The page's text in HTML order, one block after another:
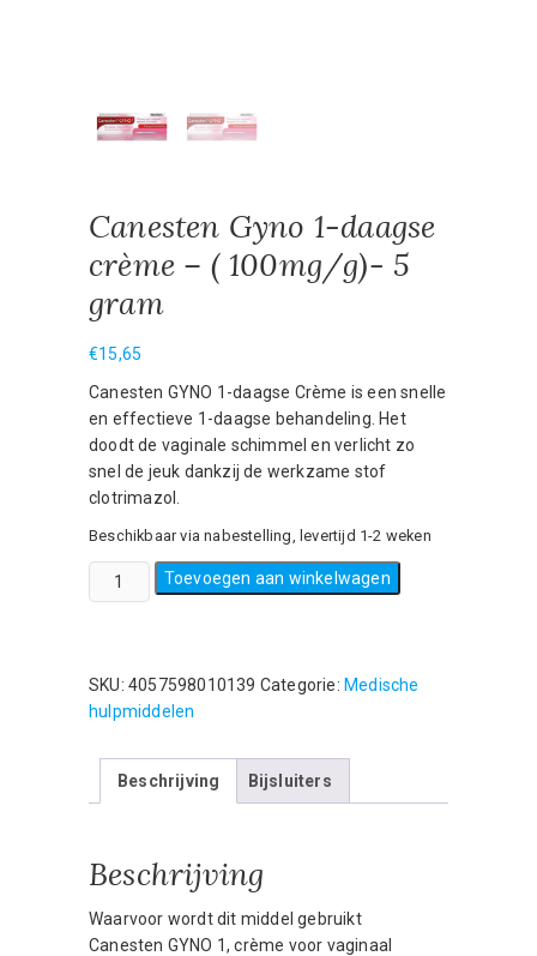
Canesten Gyno 1-daagse
crème – ( 100mg/g)- 5
gram
€15,65
Canesten GYNO 1-daagse Crème is een snelle
en effectieve 1-daagse behandeling. Het
doodt de vaginale schimmel en verlicht zo
snel de jeuk dankzij de werkzame stof
clotrimazol.
Beschikbaar via nabestelling, levertijd 1-2 weken
Canesten
Gyno
crème
-
100mg/g)-
Toevoegen aan winkelwagen
SKU: 4057598010139 Categorie: Medische
hulpmiddelen
Beschrijving Bijsluiters
Beschrijving
Waarvoor wordt dit middel gebruikt
Canesten GYNO 1, crème voor vaginaal